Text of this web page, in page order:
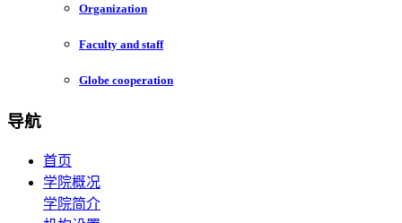
Organization
Faculty and staff
Globe cooperation
导航
首页
学院概况
学院简介